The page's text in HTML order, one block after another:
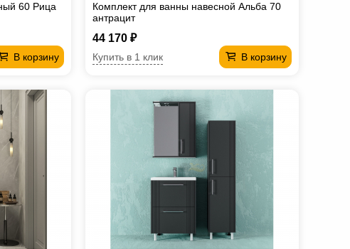
60 Рица
В корзину
Комплект для ванны навесной Альба 70
антрацит
44 170 ₽
В корзину
Купить в 1 клик